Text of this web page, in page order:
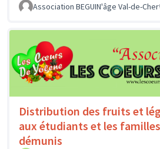
Association BEGUIN'âge Val-de-Cher
Distribution des fruits et
aux étudiants et les familles
démunis